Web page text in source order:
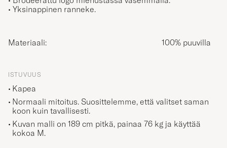
• Yksinappinen ranneke.
Materiaali: 100% puuvilla
ISTUVUUS
Kapea
Normaali mitoitus. Suosittelemme, että valitset saman
koon kuin tavallisesti.
Kuvan malli on 189 cm pitkä, painaa 76 kg ja käyttää
kokoa M.